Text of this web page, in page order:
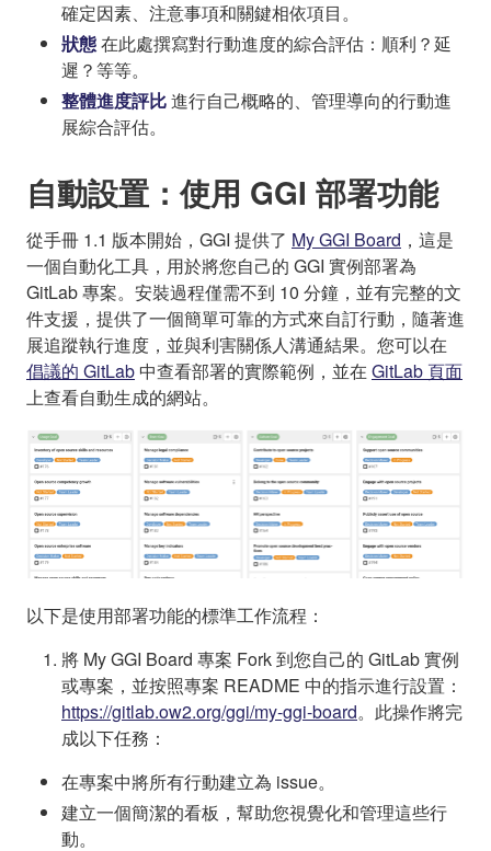
確定因素、注意事項和關鍵相依項目。
狀態在此處撰寫對行動進度的綜合評估：順利？延
遲？等等。
整體進度評比進行自己概略的、管理導向的行動進
展綜合評估。
自動設置：使用 GGI 部署功能
從手冊 1.1 版本開始，GGI 提供了 My GGI Board ，這是
一個自動化工具，用於將您自己的 GGI 實例部署為
GitLab 專案。安裝過程僅需不到 10 分鐘，並有完整的文
件支援，提供了一個簡單可靠的方式來自訂行動，隨著進
展追蹤執行進度，並與利害關係人溝通結果。您可以在
倡議的 GitLab 中查看部署的實際範例，並在 GitLab 頁面
上查看自動生成的網站。
以下是使用部署功能的標準工作流程：
將 My GGI Board 專案 Fork 到您自己的 GitLab 實例
或專案，並按照專案 README 中的指示進行設置：
https://gitlab.ow2.org/ggi/my-ggi-board。此操作將完
成以下任務：
在專案中將所有行動建立為 issue。
建立一個簡潔的看板，幫助您視覺化和管理這些行
動。